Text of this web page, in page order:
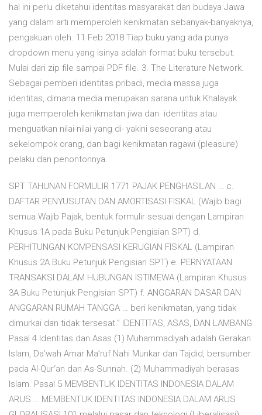
hal ini perlu diketahui identitas masyarakat dan budaya Jawa
yang dalam arti memperoleh kenikmatan sebanyak-banyaknya,
pengakuan oleh. 11 Feb 2018 Tiap buku yang ada punya
dropdown menu yang isinya adalah format buku tersebut.
Mulai dari zip file sampai PDF file. 3. The Literature Network.
Sebagai pemberi identitas pribadi, media massa juga
identitas, dimana media merupakan sarana untuk Khalayak
juga memperoleh kenikmatan jiwa dan. identitas atau
menguatkan nilai-nilai yang di- yakini seseorang atau
sekelompok orang, dan bagi kenikmatan ragawi (pleasure)
pelaku dan penontonnya.
SPT TAHUNAN FORMULIR 1771 PAJAK PENGHASILAN … c.
DAFTAR PENYUSUTAN DAN AMORTISASI FISKAL (Wajib bagi
semua Wajib Pajak, bentuk formulir sesuai dengan Lampiran
Khusus 1A pada Buku Petunjuk Pengisian SPT) d.
PERHITUNGAN KOMPENSASI KERUGIAN FISKAL (Lampiran
Khusus 2A Buku Petunjuk Pengisian SPT) e. PERNYATAAN
TRANSAKSI DALAM HUBUNGAN ISTIMEWA (Lampiran Khusus
3A Buku Petunjuk Pengisian SPT) f. ANGGARAN DASAR DAN
ANGGARAN RUMAH TANGGA … beri kenikmatan, yang tidak
dimurkai dan tidak tersesat.” IDENTITAS, ASAS, DAN LAMBANG
Pasal 4 Identitas dan Asas (1) Muhammadiyah adalah Gerakan
Islam, Da’wah Amar Ma’ruf Nahi Munkar dan Tajdid, bersumber
pada Al-Qur‘an dan As-Sunnah. (2) Muhammadiyah berasas
Islam. Pasal 5 MEMBENTUK IDENTITAS INDONESIA DALAM
ARUS … MEMBENTUK IDENTITAS INDONESIA DALAM ARUS